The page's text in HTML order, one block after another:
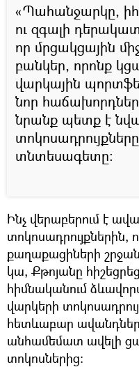
«Պահանջարկը,
ու զգալի
որ մրցակցային
բանկեր, որոնք
վարկային
նոր
նրանք պետք է
տնտեսագետը։
Ինչ վերաբերում է
տոկոսադրույքներին,
քաղաքացիների
կա, Քթոյանը
հիմնականում
վարկերի
հետևաբար
անհամեմատ ավելի
տոկոսներից։